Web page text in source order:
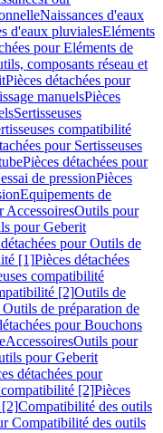
Naissances d'eaux
d'eaux pluvialesEléments
pour Eléments de
composants réseau et
Pièces détachées pour
manuelsPièces
Sertisseuses
compatibilité
pour Sertisseuses
Pièces détachées pour
de pressionPièces
Equipements de
AccessoiresOutils pour
pour Geberit
pour Outils de
[1]Pièces détachées
compatibilité
[2]Outils de
de préparation de
pour Bouchons
AccessoiresOutils pour
pour Geberit
détachées pour
compatibilité [2]Pièces
[2]Compatibilité des outils
Compatibilité des outils